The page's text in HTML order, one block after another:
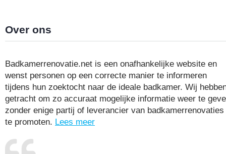
Over ons
Badkamerrenovatie.net is een onafhankelijke website en
wenst personen op een correcte manier te informeren
tijdens hun zoektocht naar de ideale badkamer. Wij
getracht om zo accuraat mogelijke informatie weer te
zonder enige partij of leverancier van badkamerrenovaties
te promoten. Lees meer